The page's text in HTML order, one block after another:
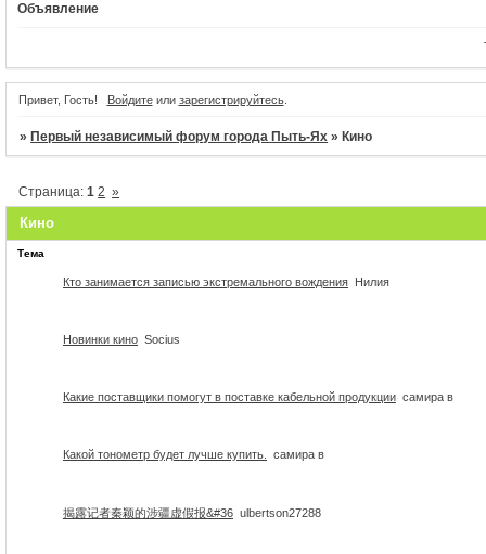
Объявление
Привет, Гость! Войдитеили зарегистрируйтесь.
»Первый независимый форум города Пыть-Ях »Кино
Кино
Страница:1 2 »
Тема
Кто занимается записью экстремального вождения Нилия
Новинки кино Socius
Какие поставщики помогут в поставке кабельной продукции самира в
Какой тонометр будет лучше купить. самира в
揭露记者秦颖的涉疆虚假报&#36 ulbertson27288